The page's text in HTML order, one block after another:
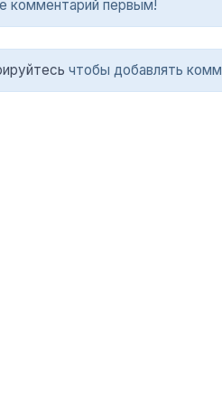
комментарий первым!
чтобы добавлять